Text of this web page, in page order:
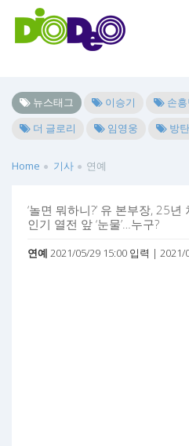
뉴스태그 이승기 손흥
더 글로리
임영웅 방
Home 기사 연예
‘놀면 뭐하니?’ 유 본부장, 25
인기 열전 앞 ‘눈물’…누구?
연예 2021/05/29 15:00 입력 | 2021/